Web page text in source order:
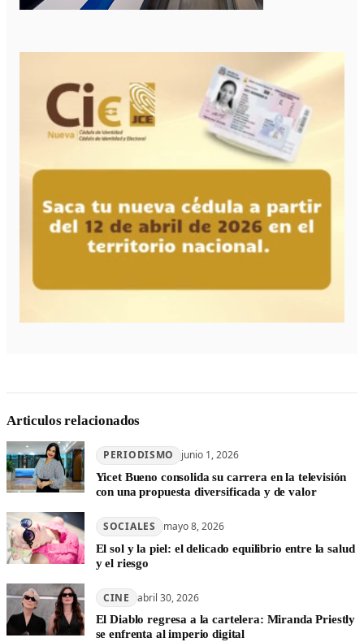
Articulos relacionados
PERIODISMO junio 1, 2026
Yicet Bueno consolida su carrera en la televisión
con una propuesta diversificada y de valor
SOCIALES mayo 8, 2026
El sol y la piel: el delicado equilibrio entre la salud
y el riesgo
CINE abril 30, 2026
El Diablo regresa a la cartelera: Miranda Priestly
se enfrenta al imperio digital